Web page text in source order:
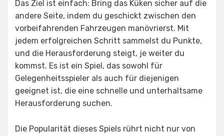
Das Ziel ist einfach: Bring das Küken sicher auf die
andere Seite, indem du geschickt zwischen den
vorbeifahrenden Fahrzeugen manövrierst. Mit
jedem erfolgreichen Schritt sammelst du Punkte,
und die Herausforderung steigt, je weiter du
kommst. Es ist ein Spiel, das sowohl für
Gelegenheitsspieler als auch für diejenigen
geeignet ist, die eine schnelle und unterhaltsame
Herausforderung suchen.
Die Popularität dieses Spiels rührt nicht nur von